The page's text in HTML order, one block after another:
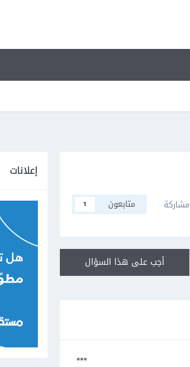
مشاركة متابعون 1
أجب على هذا السؤال
إعلانات